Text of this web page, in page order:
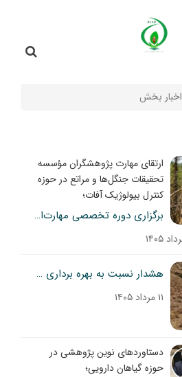
اخبار بخش
ارتقای مهارت پژوهشگران مؤسسه
تحقیقات جنگل‌ها و مراتع در حوزه
کنترل بیولوژیک آفات؛
برگزاری دوره تخصصی مهارت‌افزایی پرورش و تکثیر عوامل کنترل بیولوژیک
هشدار نسبت به بهره برداری بی رویه از منابع آبی، تغییر کاربری منابع طبیعی و خشکیدگی درختان ارس در دماوند
۱۱ مرداد ۱۴۰۵
دستاوردهای نوین پژوهشی در
حوزه گیاهان دارویی؛